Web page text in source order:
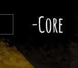
-Core